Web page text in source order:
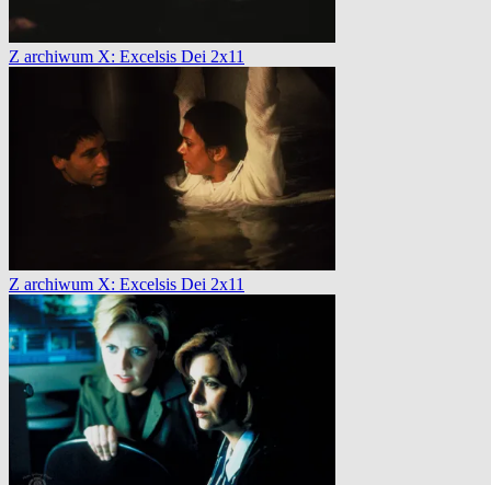
Z archiwum X: Excelsis Dei 2x11
Z archiwum X: Excelsis Dei 2x11